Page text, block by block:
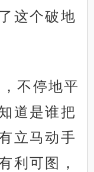
这个破地
不停地平
道是谁把
立马动手
利可图，